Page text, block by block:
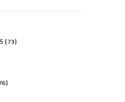
(73)